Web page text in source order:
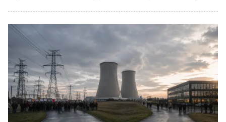
první zvýšení úrokových sazeb od června 2022 a
zároveň první utažení měnové politiky pod vedením
guvernéra Aleš Michla. Pro zvýšení sazeb hlasovalo
šest členů bankovní rady, jeden člen byl pro
ponechání sazeb beze změny.